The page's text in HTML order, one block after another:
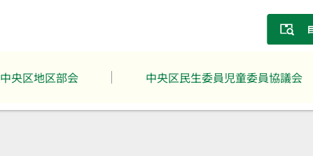
中央区地区部会 中央区民生委員児童委員協議会